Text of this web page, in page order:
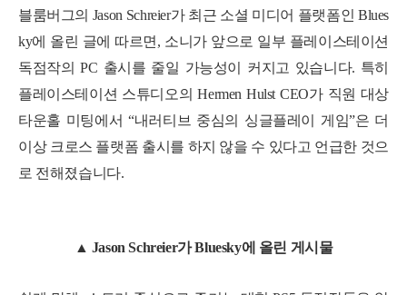
블룸버그의 Jason Schreier가 최근 소셜 미디어 플랫폼인 Blues
ky에 올린 글에 따르면, 소니가 앞으로 일부 플레이스테이션
독점작의 PC 출시를 줄일 가능성이 커지고 있습니다. 특히
플레이스테이션 스튜디오의 Hermen Hulst CEO가 직원 대상
타운홀 미팅에서 “내러티브 중심의 싱글플레이 게임”은 더
이상 크로스 플랫폼 출시를 하지 않을 수 있다고 언급한 것으
로 전해졌습니다.
▲ Jason Schreier가 Bluesky에 올린 게시물